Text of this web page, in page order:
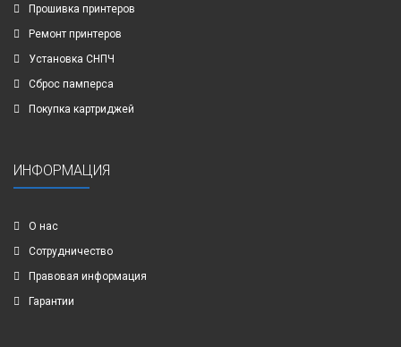
Прошивка принтеров
Ремонт принтеров
Установка СНПЧ
Сброс памперса
Покупка картриджей
ИНФОРМАЦИЯ
О нас
Сотрудничество
Правовая информация
Гарантии